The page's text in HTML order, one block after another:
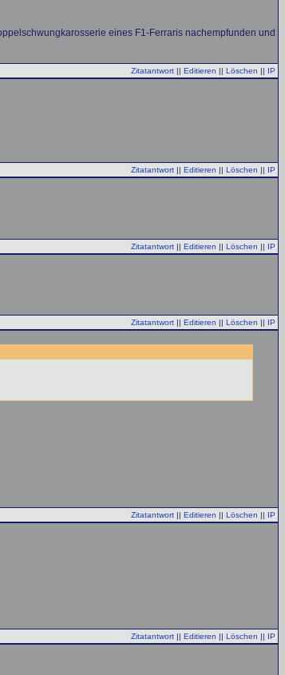
eines F1-Ferraris nachempfunden und
Zitatantwort || Editieren || Löschen || IP
Zitatantwort || Editieren || Löschen || IP
Zitatantwort || Editieren || Löschen || IP
Zitatantwort || Editieren || Löschen || IP
Zitatantwort || Editieren || Löschen || IP
Zitatantwort || Editieren || Löschen || IP